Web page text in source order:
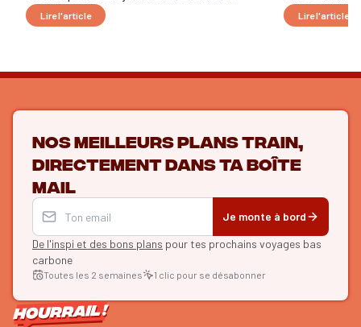
Lire l'article Lire l'article
Nos meilleurs plans train,
directement dans ta boîte
mail
Je monte à bord
De l'inspi et des bons plans pour tes prochains voyages bas
carbone
Toutes les 2 semaines 1 clic pour se désabonner